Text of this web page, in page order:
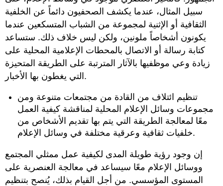
سبيل المثال، عندما يكشف الصحفيون دائماً عن الخلفية
الثقافية أو الإثنية لمجموعة من الشباب المتسكعين عندما
يكونون أشخاصاً ملونين، ولكن ليس خلاف ذلك. ستساعد
كتابة رسالة أو الاتصال بالمحطات الإعلامية المحلية على
زيادة وعي موظفيها بالآثار المترتبة على الطريقة المتحيزة
التي يغطون بها الأخبار.
تنظيم ائتلاف من القادة من مجتمعات متنوعة ومن
مجموعات وسائل الإعلام المحلية لمناقشة كيفية العمل
معًا لمعالجة الطريقة التي يتم بها تقديم الأشخاص من
خلفيات ثقافية وعرقية مختلفة في وسائل الإعلام.
إن وجود رؤية طويلة المدى لكيفية عمل ممثلي المجتمع
ووسائل الإعلام معًا سيساعد في معالجة العنصرية على
المستوى المؤسسي. من أجل القيام بذلك، يُنصح بتنظيم